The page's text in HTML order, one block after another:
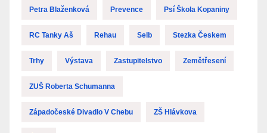
Petra Blaženková Prevence Psí Škola Kopaniny
RC Tanky Aš Rehau Selb Stezka Českem
Trhy Výstava Zastupitelstvo Zemětřesení
ZUŠ Roberta Schumanna
Západočeské Divadlo V Chebu ZŠ Hlávkova